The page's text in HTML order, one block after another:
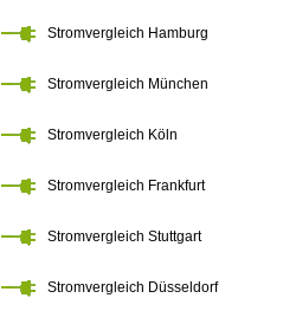
Stromvergleich Hamburg
Stromvergleich München
Stromvergleich Köln
Stromvergleich Frankfurt
Stromvergleich Stuttgart
Stromvergleich Düsseldorf